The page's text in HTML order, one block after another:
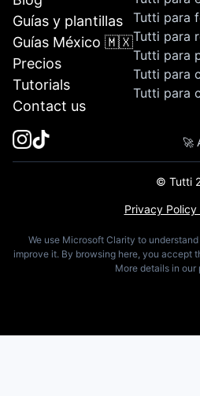
Guías y plantillas
Guías México 🇲🇽
Precios
Tutorials
Contact us
Tutti para
Tutti para
Tutti para
Tutti para
Tutti para
🚀
© Tutti
Privacy Policy
We use Microsoft Clarity to
improve it. By browsing here, you accept
More details in